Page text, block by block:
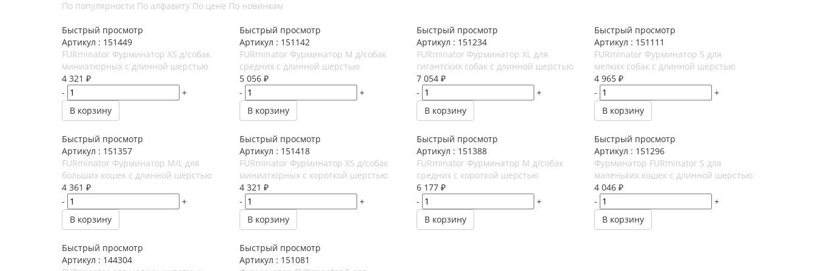
По популярности По алфавиту По цене По новинкам
Быстрый просмотр
Артикул : 151449
FURminator Фурминатор XS д/собак
миниатюрных с длинной шерстью
4 321 ₽
-
+
В корзину
Быстрый просмотр
Артикул : 151142
FURminator Фурминатор M д/собак
средних с длинной шерстью
5 056₽
-
+
В корзину
Быстрый просмотр
Артикул : 151234
FURminator Фурминатор XL для
гигантских собак с длинной шерстью
7 054 ₽
-
+
В корзину
Быстрый просмотр
Артикул : 151111
FURminator Фурминатор S для
мелких собак с длинной шерстью
4 965₽
-
+
В корзину
Быстрый просмотр
Артикул : 151357
FURminator Фурминатор M/L для
больших кошек c длинной шерстью
4 361 ₽
-
+
В корзину
Быстрый просмотр
Артикул : 151418
FURminator Фурминатор XS д/собак
миниатюрных с короткой шерстью
4 321 ₽
-
+
В корзину
Быстрый просмотр
Артикул : 151388
FURminator Фурминатор M д/собак
средних с короткой шерстью
6 177 ₽
-
+
В корзину
Быстрый просмотр
Артикул : 151296
Фурминатор FURminator S для
маленьких кошек c длинной шерстью
4 046₽
-
+
В корзину
Быстрый просмотр
Артикул : 144304
Быстрый просмотр
Артикул : 151081